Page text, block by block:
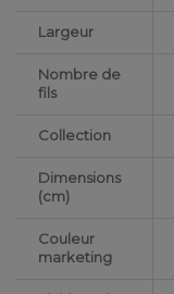
Largeur
Nombre de
fils
Collection
Dimensions
(cm)
Couleur
marketing